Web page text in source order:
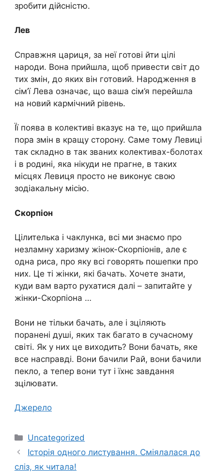
зробити дійсністю.
Лев
Справжня цариця, за неї готові йти цілі
народи. Вона прийшла, щоб привести світ до
тих змін, до яких він готовий. Народження в
сім’ї Лева означає, що ваша сім’я перейшла
на новий кармічний рівень.
Її поява в колективі вказує на те, що прийшла
пора змін в кращу сторону. Саме тому Левиці
так складно в так званих колективах-болотах
і в родині, яка нікуди не прагне, в таких
місцях Левиця просто не виконує свою
зодіакальну місію.
Скорпіон
Цілителька і чаклунка, всі ми знаємо про
незламну харизму жінок-Скорпіонів, але є
одна риса, про яку всі говорять пошепки про
них. Це ті жінки, які бачать. Хочете знати,
куди вам варто рухатися далі – запитайте у
жінки-Скорпіона …
Вони не тільки бачать, але і зціляють
поранені душі, яких так багато в сучасному
світі. Як у них це виходить? Вони бачать, яке
все насправді. Вони бачили Рай, вони бачили
пекло, а тепер вони тут і їхнє завдання
зцілювати.
Джерело
Категорії
Uncategorized
Історія одного листування. Сміялалася до
сліз, як читала!